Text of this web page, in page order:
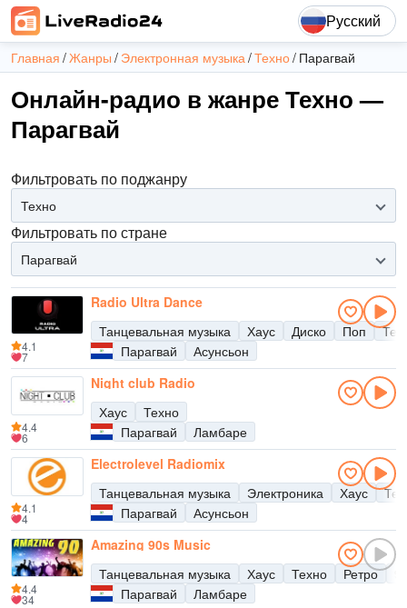
Русский
Главная Жанры Электронная музыка Техно Парагвай
Онлайн-радио в жанре Техно —
Парагвай
Фильтровать по поджанру
Техно
Фильтровать по стране
Парагвай
Radio Ultra Dance
Танцевальная музыка
Хаус Диско Поп
Парагвай
Асунсьон
4.1
7
Night club Radio
Хаус
Техно
Парагвай
Ламбаре
4.4
6
Electrolevel Radiomix
Танцевальная музыка
Электроника Хаус
Парагвай
Асунсьон
4.1
4
Amazing 90s Music
Танцевальная музыка
Хаус Техно Ретро
Парагвай
Ламбаре
4.4
34